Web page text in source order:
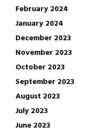
February 2024
January 2024
December 2023
November 2023
October 2023
September 2023
August 2023
July 2023
June 2023